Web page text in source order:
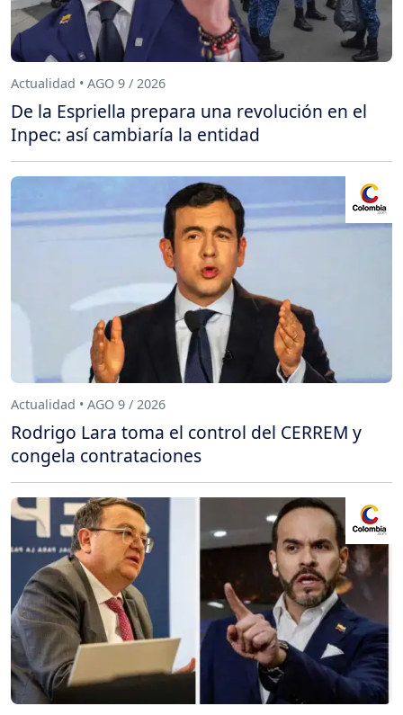
Actualidad • AGO 9 / 2026
De la Espriella prepara una revolución en el
Inpec: así cambiaría la entidad
Actualidad • AGO 9 / 2026
Rodrigo Lara toma el control del CERREM y
congela contrataciones